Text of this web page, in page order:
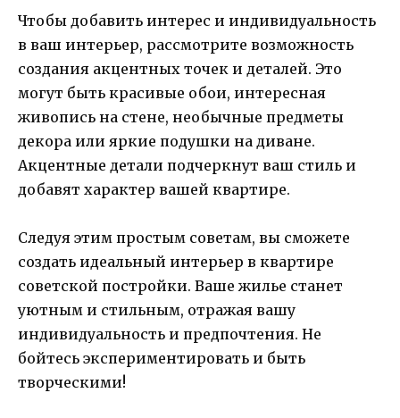
Чтобы добавить интерес и индивидуальность
в ваш интерьер, рассмотрите возможность
создания акцентных точек и деталей. Это
могут быть красивые обои, интересная
живопись на стене, необычные предметы
декора или яркие подушки на диване.
Акцентные детали подчеркнут ваш стиль и
добавят характер вашей квартире.
Следуя этим простым советам, вы сможете
создать идеальный интерьер в квартире
советской постройки. Ваше жилье станет
уютным и стильным, отражая вашу
индивидуальность и предпочтения. Не
бойтесь экспериментировать и быть
творческими!